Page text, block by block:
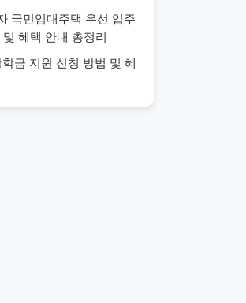
국민임대주택 우선 입주
혜택 안내 총정리
금 지원 신청 방법 및 혜